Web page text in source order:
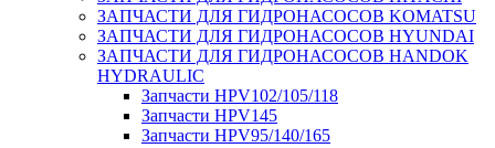
ЗАПЧАСТИ ДЛЯ ГИДРОНАСОСОВ KOMATSU
ЗАПЧАСТИ ДЛЯ ГИДРОНАСОСОВ HYUNDAI
ЗАПЧАСТИ ДЛЯ ГИДРОНАСОСОВ HANDOK
HYDRAULIC
Запчасти HPV102/105/118
Запчасти HPV145
Запчасти HPV95/140/165